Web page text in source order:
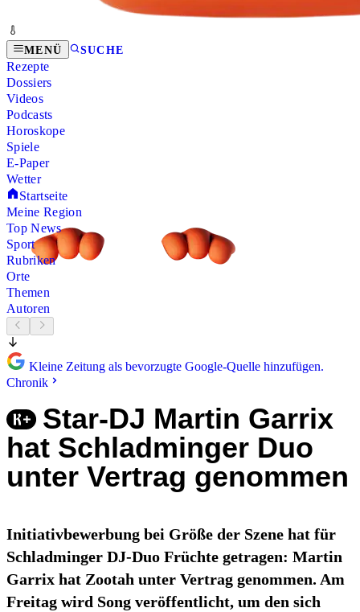
MENÜ SUCHE
Rezepte
Dossiers
Videos
Podcasts
Horoskope
Spiele
E-Paper
Wetter
Startseite
Meine Region
Top News
Sport
Rubriken
Orte
Themen
Autoren
Kleine Zeitung als bevorzugte Google-Quelle hinzufügen.
Chronik
Star-DJ Martin Garrix
hat Schladminger Duo
unter Vertrag genommen
Initiativbewerbung bei Größe der Szene hat für
Schladminger DJ-Duo Früchte getragen: Martin
Garrix hat Zootah unter Vertrag genommen. Am
Freitag wird Song veröffentlicht, um den sich